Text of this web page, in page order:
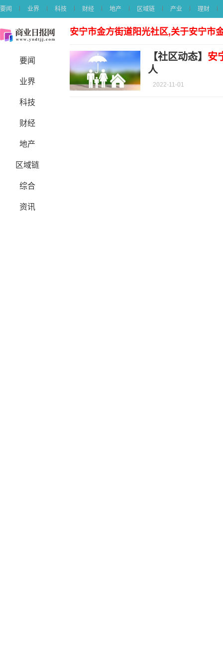
要闻 业界 科技 财经 地产 区域链 产业 理财
要闻
业界
科技
财经
地产
区域链
综合
资讯
安宁市金方街道阳光社区,关于安宁市
【社区动态】 安
人
2022-11-01